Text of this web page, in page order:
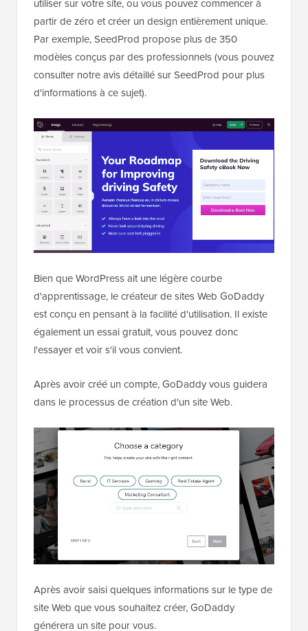
utiliser sur votre site, ou vous pouvez commencer à
partir de zéro et créer un design entièrement unique.
Par exemple, SeedProd propose plus de 350
modèles conçus par des professionnels (vous pouvez
consulter notre avis détaillé sur SeedProd pour plus
d'informations à ce sujet).
Bien que WordPress ait une légère courbe
d'apprentissage, le créateur de sites Web GoDaddy
est conçu en pensant à la facilité d'utilisation. Il existe
également un essai gratuit, vous pouvez donc
l'essayer et voir s'il vous convient.
Après avoir créé un compte, GoDaddy vous guidera
dans le processus de création d'un site Web.
Après avoir saisi quelques informations sur le type de
site Web que vous souhaitez créer, GoDaddy
générera un site pour vous.